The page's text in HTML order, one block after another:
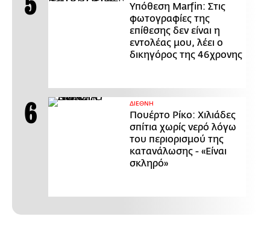
Υπόθεση Marfin: Στις
φωτογραφίες της
επίθεσης δεν είναι η
εντολέας μου, λέει ο
δικηγόρος της 46χρονης
ΔΙΕΘΝΗ
Πουέρτο Ρίκο: Χιλιάδες
σπίτια χωρίς νερό λόγω
του περιορισμού της
κατανάλωσης - «Είναι
σκληρό»